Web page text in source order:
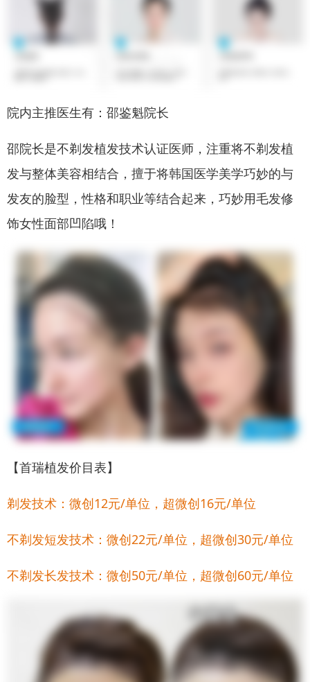
院内主推医生有：邵鉴魁院长
邵院长是不剃发植发技术认证医师，注重将不剃发植
发与整体美容相结合，擅于将韩国医学美学巧妙的与
发友的脸型，性格和职业等结合起来，巧妙用毛发修
饰女性面部凹陷哦！
【首瑞植发价目表】
剃发技术：微创12元/单位，超微创16元/单位
不剃发短发技术：微创22元/单位，超微创30元/单位
不剃发长发技术：微创50元/单位，超微创60元/单位